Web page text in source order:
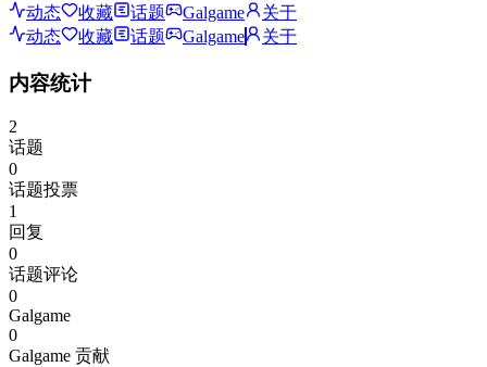
动态
收藏 话题 Galgame
关于
动态
收藏 话题 Galgame 关于
内容统计
2
话题
0
话题投票
1
回复
0
话题评论
0
Galgame
0
Galgame 贡献